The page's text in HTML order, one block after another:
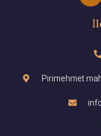
Pirimehmet